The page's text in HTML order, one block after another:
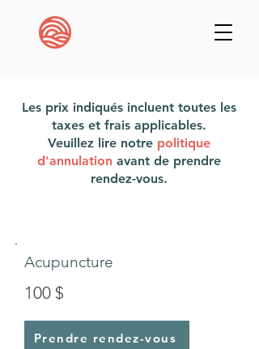
Les prix indiqués incluent toutes les
taxes et frais applicables.
Veuillez lire notre politique
d'annulation avant de prendre
rendez-vous.
Acupuncture
100 $
Prendre rendez-vous